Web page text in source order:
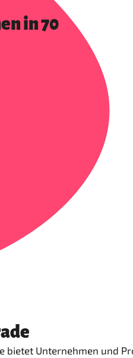
in 70
Unternehmen und